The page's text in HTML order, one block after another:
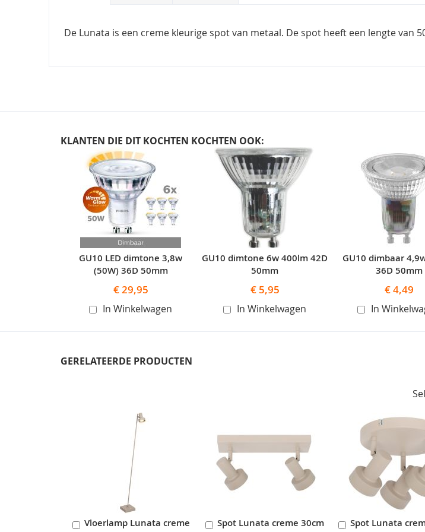
De Lunata is een creme kleurige spot van metaal. De spot heeft een lengte van
KLANTEN DIE DIT KOCHTEN KOCHTEN OOK:
carousel
GU10 LED dimtone 3,8w
(50W) 36D 50mm
€ 29,95
In Winkelwagen
GU10 dimtone 6w 400lm 42D
50mm
€ 5,95
In Winkelwagen
GU10 dimbaar
36D 50mm
€ 4,49
In
GERELATEERDE PRODUCTEN
Vloerlamp Lunata creme
In
Spot Lunata creme 30cm
In
Spot Lunata
In